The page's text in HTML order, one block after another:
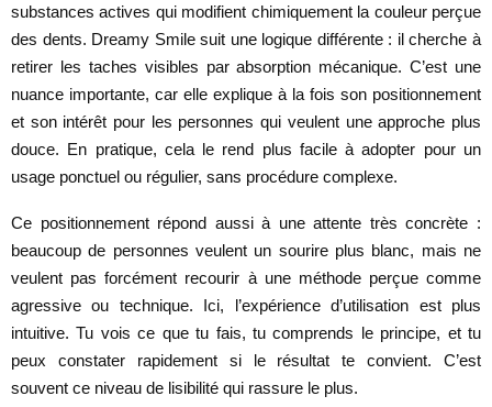
substances actives qui modifient chimiquement la couleur perçue
des dents. Dreamy Smile suit une logique différente : il cherche à
retirer les taches visibles par absorption mécanique. C’est une
nuance importante, car elle explique à la fois son positionnement
et son intérêt pour les personnes qui veulent une approche plus
douce. En pratique, cela le rend plus facile à adopter pour un
usage ponctuel ou régulier, sans procédure complexe.
Ce positionnement répond aussi à une attente très concrète :
beaucoup de personnes veulent un sourire plus blanc, mais ne
veulent pas forcément recourir à une méthode perçue comme
agressive ou technique. Ici, l’expérience d’utilisation est plus
intuitive. Tu vois ce que tu fais, tu comprends le principe, et tu
peux constater rapidement si le résultat te convient. C’est
souvent ce niveau de lisibilité qui rassure le plus.